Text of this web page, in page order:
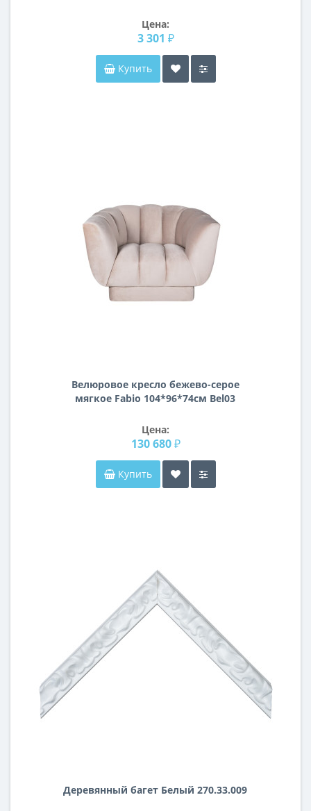
Цена:
3 301 ₽
Купить
Велюровое кресло бежево-серое
мягкое Fabio 104*96*74см Bel03
Цена:
130 680 ₽
Купить
Деревянный багет Белый 270.33.009